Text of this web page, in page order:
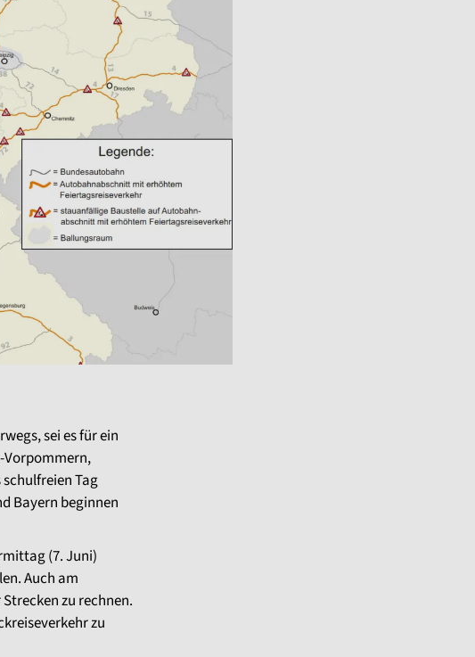
sei es für ein
Vorpommern,
Tag
Bayern beginnen
(7. Juni)
Auch am
zu rechnen.
zu